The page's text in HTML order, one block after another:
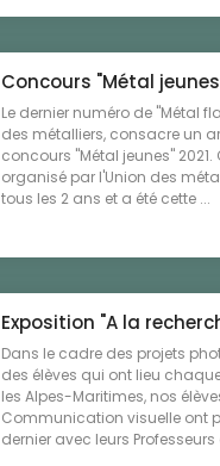
Concours "Métal
Le dernier numéro de "Métal
des métalliers, consacre un
concours "Métal jeunes"
organisé par l'Union des
tous les 2 ans et a été cette ...
Exposition "A la
Dans le cadre des projets
des élèves qui ont lieu
les Alpes-Maritimes, nos
Communication visuelle ont
dernier avec leurs Professeurs